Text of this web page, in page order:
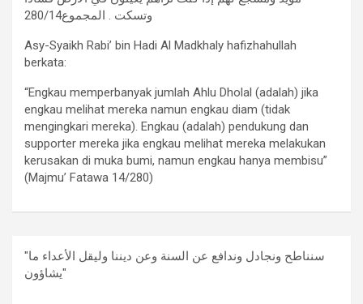
وتسكت . المجموع280/14
Asy-Syaikh Rabi’ bin Hadi Al Madkhaly hafizhahullah
berkata:
“Engkau memperbanyak jumlah Ahlu Dholal (adalah) jika
engkau melihat mereka namun engkau diam (tidak
mengingkari mereka). Engkau (adalah) pendukung dan
supporter mereka jika engkau melihat mereka melakukan
kerusakan di muka bumi, namun engkau hanya membisu”
(Majmu’ Fatawa 14/280)
"سنناطح ونجادل وندافع عن السنة وعن ديننا وليقل الأعداء ما
يشاؤون"